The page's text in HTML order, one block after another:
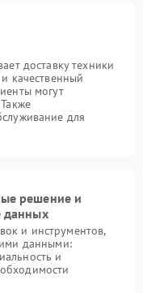
доставку техники
качественный
могут
для
решение и
данных
и инструментов,
данными:
и